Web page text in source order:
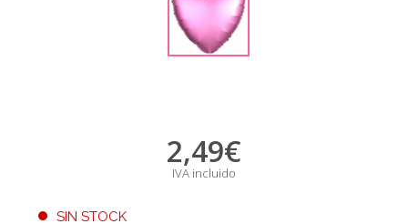
2,49€
IVA incluido
SIN STOCK